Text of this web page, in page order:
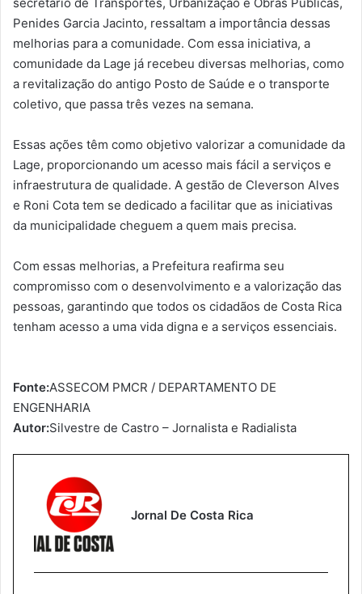
Penides Garcia Jacinto, ressaltam a importância dessas
melhorias para a comunidade. Com essa iniciativa, a
comunidade da Lage já recebeu diversas melhorias, como
a revitalização do antigo Posto de Saúde e o transporte
coletivo, que passa três vezes na semana.
Essas ações têm como objetivo valorizar a comunidade da
Lage, proporcionando um acesso mais fácil a serviços e
infraestrutura de qualidade. A gestão de Cleverson Alves
e Roni Cota tem se dedicado a facilitar que as iniciativas
da municipalidade cheguem a quem mais precisa.
Com essas melhorias, a Prefeitura reafirma seu
compromisso com o desenvolvimento e a valorização das
pessoas, garantindo que todos os cidadãos de Costa Rica
tenham acesso a uma vida digna e a serviços essenciais.
Fonte:ASSECOM PMCR / DEPARTAMENTO DE
ENGENHARIA
Autor:Silvestre de Castro – Jornalista e Radialista
Jornal De Costa Rica